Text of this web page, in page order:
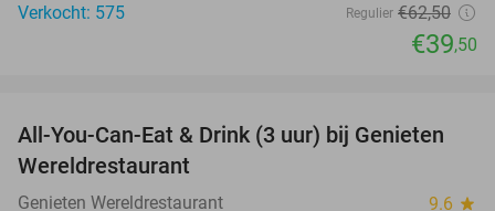
Verkocht: 575
Regulier €62,50
€39,50
19%
All-You-Can-Eat & Drink (3 uur) bij Genieten
Wereldrestaurant
Genieten Wereldrestaurant 9.6 star